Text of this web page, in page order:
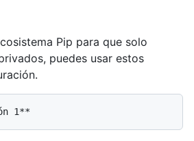
Pip para que solo
puedes usar estos